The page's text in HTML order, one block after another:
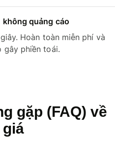
không quảng cáo
Hoàn toàn miễn phí và
gây phiền toái.
gặp (FAQ) về